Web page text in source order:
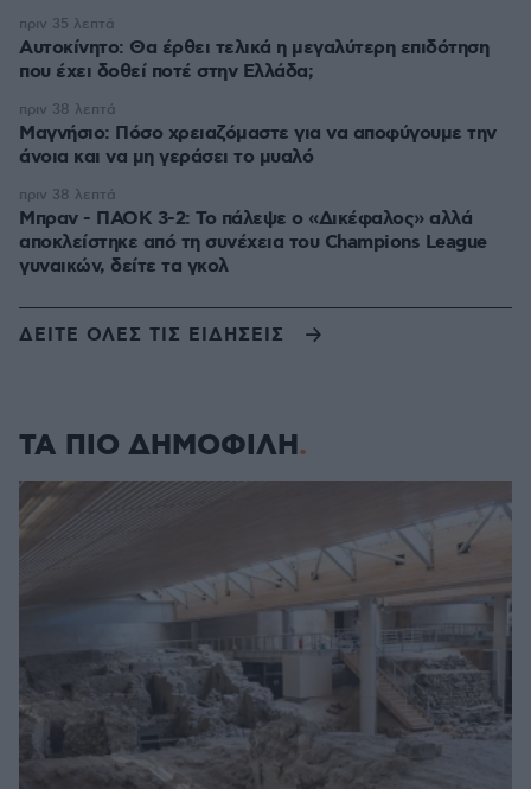
Αυτοκίνητο: Θα έρθει τελικά η μεγαλύτερη επιδότηση
που έχει δοθεί ποτέ στην Ελλάδα;
πριν 35 λεπτά
Μαγνήσιο: Πόσο χρειαζόμαστε για να αποφύγουμε την
άνοια και να μη γεράσει το μυαλό
πριν 38 λεπτά
Μπραν - ΠΑΟΚ 3-2: Το πάλεψε ο «Δικέφαλος» αλλά
αποκλείστηκε από τη συνέχεια του Champions League
γυναικών, δείτε τα γκολ
πριν 38 λεπτά
ΔΕΙΤΕ ΟΛΕΣ ΤΙΣ ΕΙΔΗΣΕΙΣ
ΤΑ ΠΙΟ ΔΗΜΟΦΙΛΗ